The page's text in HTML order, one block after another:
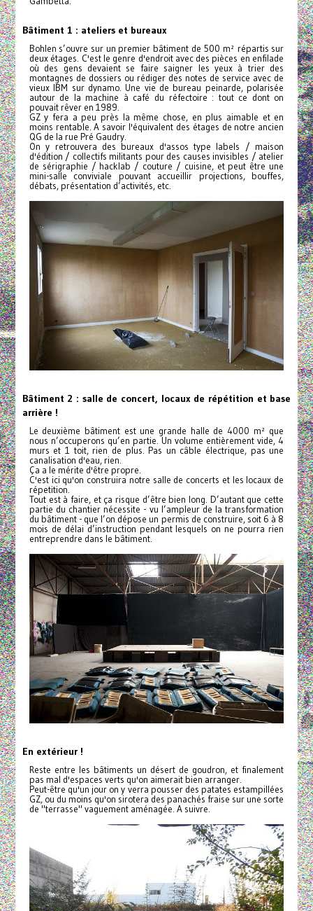
Bâtiment 1 : ateliers et bureaux
Bohlen s’ouvre sur un premier bâtiment de 500 m² répartis sur
deux étages. C'est le genre d'endroit avec des pièces en enfilade
où des gens devaient se faire saigner les yeux à trier des
montagnes de dossiers ou rédiger des notes de service avec de
vieux IBM sur dynamo. Une vie de bureau peinarde, polarisée
autour de la machine à café du réfectoire : tout ce dont on
pouvait rêver en 1989.
GZ y fera a peu près la même chose, en plus aimable et en
moins rentable. A savoir l'équivalent des étages de notre ancien
QG de la rue Pré Gaudry.
On y retrouvera des bureaux d'assos type labels / maison
d'édition / collectifs militants pour des causes invisibles / atelier
de sérigraphie / hacklab / couture / cuisine, et peut être une
mini-salle conviviale pouvant accueillir projections, bouffes,
débats, présentation d’activités, etc.
Bâtiment 2 : salle de concert, locaux de répétition et base
arrière !
Le deuxième bâtiment est une grande halle de 4000 m² que
nous n’occuperons qu’en partie. Un volume entièrement vide, 4
murs et 1 toit, rien de plus. Pas un câble électrique, pas une
canalisation d'eau, rien.
Ça a le mérite d'être propre.
C'est ici qu'on construira notre salle de concerts et les locaux de
répetition.
Tout est à faire, et ça risque d’être bien long. D’autant que cette
partie du chantier nécessite - vu l’ampleur de la transformation
du bâtiment - que l’on dépose un permis de construire, soit 6 à 8
mois de délai d’instruction pendant lesquels on ne pourra rien
entreprendre dans le bâtiment.
En extérieur !
Reste entre les bâtiments un désert de goudron, et finalement
pas mal d'espaces verts qu'on aimerait bien arranger.
Peut-être qu'un jour on y verra pousser des patates estampillées
GZ, ou du moins qu'on sirotera des panachés fraise sur une sorte
de "terrasse" vaguement aménagée. A suivre.